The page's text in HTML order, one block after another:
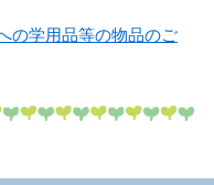
の学用品等の物品のご